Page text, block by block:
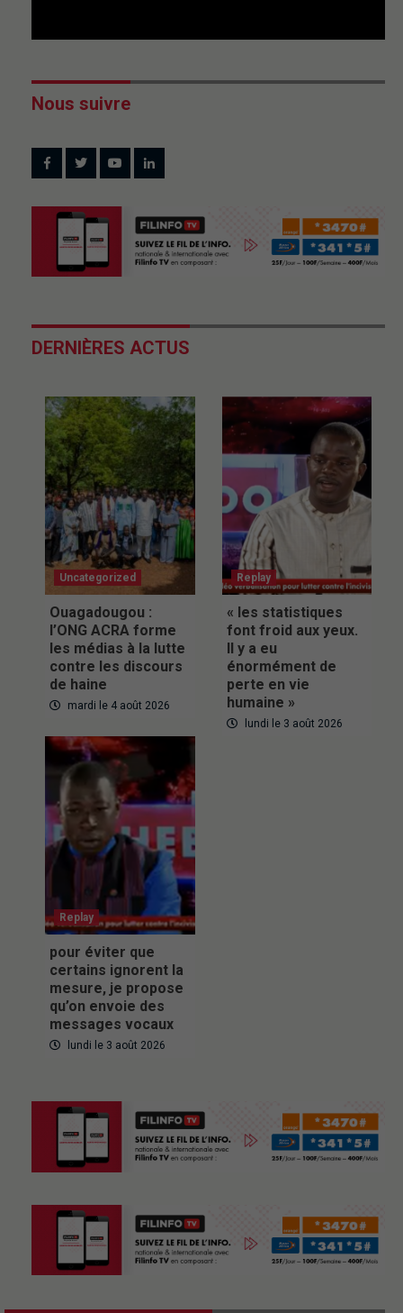
Nous suivre
DERNIÈRES ACTUS
Uncategorized
Ouagadougou :
l’ONG ACRA forme
les médias à la lutte
contre les discours
de haine
mardi le 4 août 2026
Replay
« les statistiques
font froid aux yeux.
Il y a eu
énormément de
perte en vie
humaine »
lundi le 3 août 2026
Replay
pour éviter que
certains ignorent la
mesure, je propose
qu’on envoie des
messages vocaux
lundi le 3 août 2026